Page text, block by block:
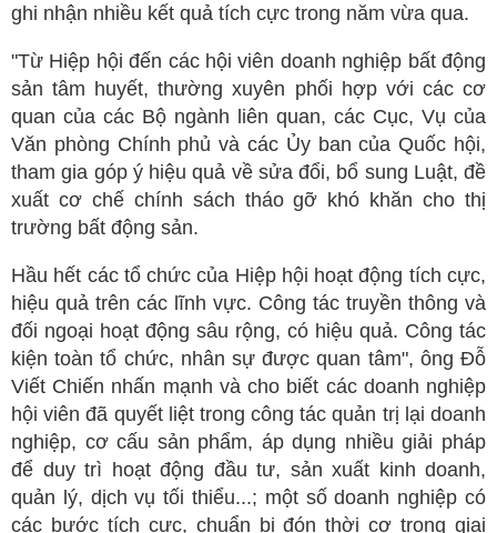
ghi nhận nhiều kết quả tích cực trong năm vừa qua.
"Từ Hiệp hội đến các hội viên doanh nghiệp bất động
sản tâm huyết, thường xuyên phối hợp với các cơ
quan của các Bộ ngành liên quan, các Cục, Vụ của
Văn phòng Chính phủ và các Ủy ban của Quốc hội,
tham gia góp ý hiệu quả về sửa đổi, bổ sung Luật, đề
xuất cơ chế chính sách tháo gỡ khó khăn cho thị
trường bất động sản.
Hầu hết các tổ chức của Hiệp hội hoạt động tích cực,
hiệu quả trên các lĩnh vực. Công tác truyền thông và
đối ngoại hoạt động sâu rộng, có hiệu quả. Công tác
kiện toàn tổ chức, nhân sự được quan tâm", ông Đỗ
Viết Chiến nhấn mạnh và cho biết các doanh nghiệp
hội viên đã quyết liệt trong công tác quản trị lại doanh
nghiệp, cơ cấu sản phẩm, áp dụng nhiều giải pháp
để duy trì hoạt động đầu tư, sản xuất kinh doanh,
quản lý, dịch vụ tối thiểu...; một số doanh nghiệp có
các bước tích cực, chuẩn bị đón thời cơ trong giai